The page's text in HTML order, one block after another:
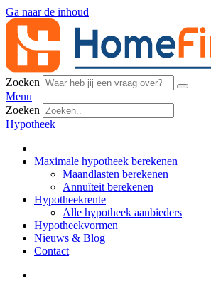
Ga naar de inhoud
Zoeken
Menu
Zoeken
Hypotheek
Maximale hypotheek berekenen
Maandlasten berekenen
Annuïteit berekenen
Hypotheekrente
Alle hypotheek aanbieders
Hypotheekvormen
Nieuws & Blog
Contact